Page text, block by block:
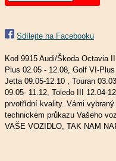
Sdílejte na Facebooku
Kod 9915 Audi/Škoda Octavia
Plus 02.05 - 12.08, Golf VI-
Jetta 09.05-12.10 , Touran
09.05- 11.12, Toledo III 12.04-
prvotřídní kvality. Vámi
technickém průkazu Vašeho
VAŠE VOZIDLO, TAK NAM